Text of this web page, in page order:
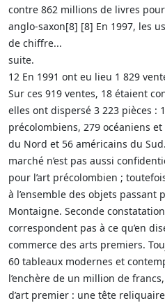
contre 862 millions de livres
anglo-saxon[8] [8] En 1997, les
de chiffre...
suite.
12 En 1991 ont eu lieu 1 829
Sur ces 919 ventes, 18 étaient
elles ont dispersé 3 223 pièces :
précolombiens, 279 océaniens
du Nord et 56 américains du
marché n’est pas aussi
pour l’art précolombien ;
à l’ensemble des objets passant
Montaigne. Seconde
correspondent pas à ce qu’en
commerce des arts premiers.
60 tableaux modernes et
l’enchère de un million de
d’art premier : une tête